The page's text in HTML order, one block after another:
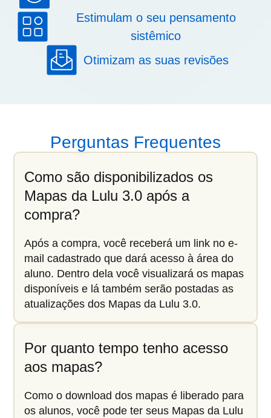
Estimulam o seu pensamento
sistêmico
Otimizam as suas revisões
Perguntas Frequentes
Como são disponibilizados os
Mapas da Lulu 3.0 após a
compra?
Após a compra, você receberá um link no e-
mail cadastrado que dará acesso à área do
aluno. Dentro dela você visualizará os mapas
disponíveis e lá também serão postadas as
atualizações dos Mapas da Lulu 3.0.
Por quanto tempo tenho acesso
aos mapas?
Como o download dos mapas é liberado para
os alunos, você pode ter seus Mapas da Lulu